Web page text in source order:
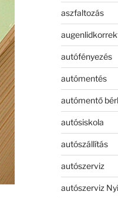
aszfaltozás
autófényezés
autómentés
autómentő
autósiskola
autószállítás
autószerviz
autószerviz